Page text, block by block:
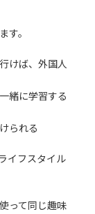
す。
けば、外国人
緒に学習する
られる
イフスタイル
って同じ趣味